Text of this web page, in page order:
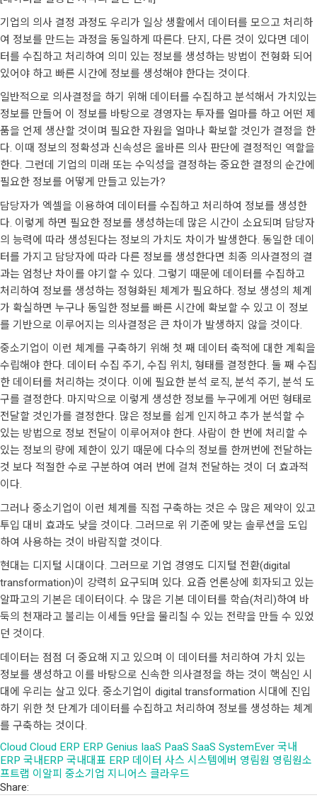
기업의 의사 결정 과정도 우리가 일상 생활에서 데이터를 모으고 처리하
여 정보를 만드는 과정을 동일하게 따른다. 단지, 다른 것이 있다면 데이
터를 수집하고 처리하여 의미 있는 정보를 생성하는 방법이 전형화 되어
있어야 하고 빠른 시간에 정보를 생성해야 한다는 것이다.
일반적으로 의사결정을 하기 위해 데이터를 수집하고 분석해서 가치있는
정보를 만들어 이 정보를 바탕으로 경영자는 투자를 얼마를 하고 어떤 제
품을 언제 생산할 것이며 필요한 자원을 얼마나 확보할 것인가 결정을 한
다. 이때 정보의 정확성과 신속성은 올바른 의사 판단에 결정적인 역할을
한다. 그런데 기업의 미래 또는 수익성을 결정하는 중요한 결정의 순간에
필요한 정보를 어떻게 만들고 있는가?
담당자가 엑셀을 이용하여 데이터를 수집하고 처리하여 정보를 생성한
다. 이렇게 하면 필요한 정보를 생성하는데 많은 시간이 소요되며 담당자
의 능력에 따라 생성된다는 정보의 가치도 차이가 발생한다. 동일한 데이
터를 가지고 담당자에 따라 다른 정보를 생성한다면 최종 의사결정의 결
과는 엄청난 차이를 야기할 수 있다. 그렇기 때문에 데이터를 수집하고
처리하여 정보를 생성하는 정형화된 체계가 필요하다. 정보 생성의 체계
가 확실하면 누구나 동일한 정보를 빠른 시간에 확보할 수 있고 이 정보
를 기반으로 이루어지는 의사결정은 큰 차이가 발생하지 않을 것이다.
중소기업이 이런 체계를 구축하기 위해 첫 째 데이터 축적에 대한 계획을
수립해야 한다. 데이터 수집 주기, 수집 위치, 형태를 결정한다. 둘 째 수집
한 데이터를 처리하는 것이다. 이에 필요한 분석 로직, 분석 주기, 분석 도
구를 결정한다. 마지막으로 이렇게 생성한 정보를 누구에게 어떤 형태로
전달할 것인가를 결정한다. 많은 정보를 쉽게 인지하고 추가 분석할 수
있는 방법으로 정보 전달이 이루어져야 한다. 사람이 한 번에 처리할 수
있는 정보의 량에 제한이 있기 때문에 다수의 정보를 한꺼번에 전달하는
것 보다 적절한 수로 구분하여 여러 번에 걸쳐 전달하는 것이 더 효과적
이다.
그러나 중소기업이 이런 체계를 직접 구축하는 것은 수 많은 제약이 있고
투입 대비 효과도 낮을 것이다. 그러므로 위 기준에 맞는 솔루션을 도입
하여 사용하는 것이 바람직할 것이다.
현대는 디지털 시대이다. 그러므로 기업 경영도 디지털 전환(digital
transformation)이 강력히 요구되며 있다. 요즘 언론상에 회자되고 있는
알파고의 기본은 데이터이다. 수 많은 기본 데이터를 학습(처리)하여 바
둑의 천재라고 불리는 이세들 9단을 물리칠 수 있는 전략을 만들 수 있었
던 것이다.
데이터는 점점 더 중요해 지고 있으며 이 데이터를 처리하여 가치 있는
정보를 생성하고 이를 바탕으로 신속한 의사결정을 하는 것이 핵심인 시
대에 우리는 살고 있다. 중소기업이 digital transformation 시대에 진입
하기 위한 첫 단계가 데이터를 수집하고 처리하여 정보를 생성하는 체계
를 구축하는 것이다.
CloudCloud ERP ERP Genius IaaS PaaS SaaS SystemEver국내
ERP 국내ERP 국내대표 ERP 데이터 사스 시스템에버 영림원 영림원소
프트랩 이알피 중소기업 지니어스 클라우드
Share: